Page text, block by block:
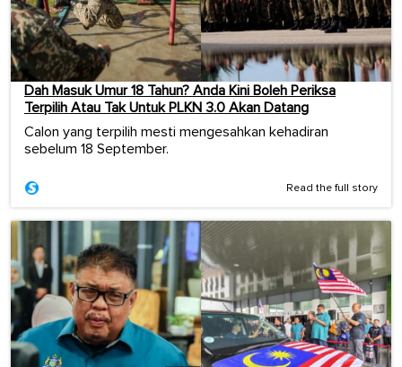
Dah Masuk Umur 18 Tahun? Anda Kini Boleh Periksa
Terpilih Atau Tak Untuk PLKN 3.0 Akan Datang
Calon yang terpilih mesti mengesahkan kehadiran
sebelum 18 September.
Read the full story